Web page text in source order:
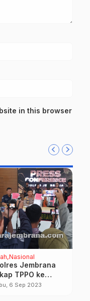
in this browser
Nasional
Jembrana
TPPO ke
6 Sep 2023